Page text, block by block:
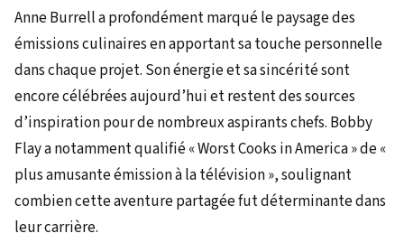
Anne Burrell a profondément marqué le paysage des
émissions culinaires en apportant sa touche personnelle
dans chaque projet. Son énergie et sa sincérité sont
encore célébrées aujourd’hui et restent des sources
d’inspiration pour de nombreux aspirants chefs. Bobby
Flay a notamment qualifié « Worst Cooks in America » de «
plus amusante émission à la télévision », soulignant
combien cette aventure partagée fut déterminante dans
leur carrière.